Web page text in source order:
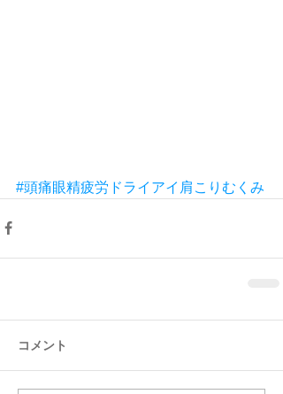
#頭痛眼精疲労ドライアイ肩こりむくみ
コメント